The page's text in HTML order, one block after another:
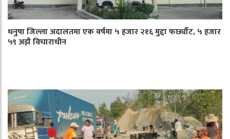
धनुषा जिल्ला अदालतमा एक वर्षमा ५ हजार २१६ मुद्दा फर्छ्यौट, ५ हजार
५९ अझै विचाराधीन